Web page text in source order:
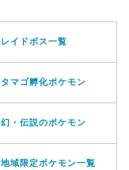
レイドボス一覧
タマゴ孵化ポケモン
幻・伝説のポケモン
地域限定ポケモン一覧